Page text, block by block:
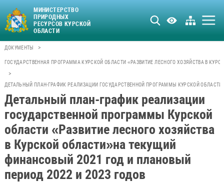
МИНИСТЕРСТВО
ПРИРОДНЫХ
РЕСУРСОВ КУРСКОЙ
ОБЛАСТИ
ДОКУМЕНТЫ >
ГОСУДАРСТВЕННАЯ ПРОГРАММА КУРСКОЙ ОБЛАСТИ «РАЗВИТИЕ ЛЕСНОГО ХОЗЯЙСТВА В
>
ДЕТАЛЬНЫЙ ПЛАН-ГРАФИК РЕАЛИЗАЦИИ ГОСУДАРСТВЕННОЙ ПРОГРАММЫ КУРСКОЙ
Детальный план-график реализации
государственной программы Курской
области «Развитие лесного хозяйства
в Курской области»на текущий
финансовый 2021 год и плановый
период 2022 и 2023 годов